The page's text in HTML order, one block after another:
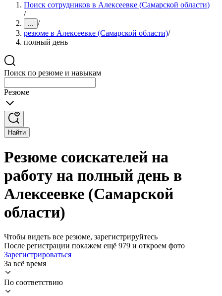
Поиск сотрудников в Алексеевке (Самарской области)
/
... /
резюме в Алексеевке (Самарской области)/
полный день
Поиск по резюме и навыкам
Резюме
Найти
Резюме соискателей на
работу на полный день в
Алексеевке (Самарской
области)
Чтобы видеть все резюме, зарегистрируйтесь
После регистрации покажем ещё 979 и откроем фото
Зарегистрироваться
За всё время
По соответствию